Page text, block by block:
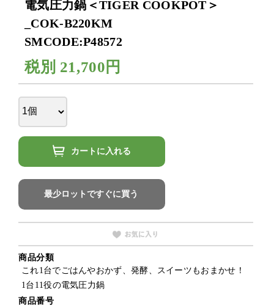
電気圧力鍋＜TIGER COOKPOT＞
_COK-B220KM
SMCODE:P48572
税別 21,700円
カートに入れる
最少ロットですぐに買う
商品分類
これ1台でごはんやおかず、発酵、スイーツもおまかせ！
1台11役の電気圧力鍋
商品番号